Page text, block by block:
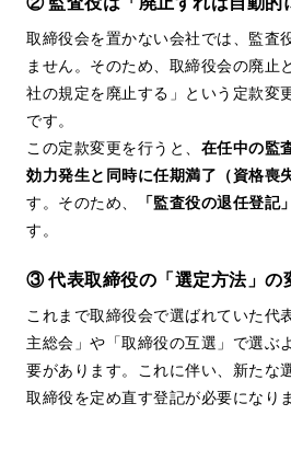
取締役会を置かない会社では、監査
ません。そのため、取締役会の廃止
社の規定を廃止する」という定款変
です。
この定款変更を行うと、 在任中の監
効力発生と同時に任期満了（資格喪
す。そのため、
「監査役の退任登記
す。
③ 代表取締役の「選定方法」の
これまで取締役会で選ばれていた代
主総会」や「取締役の互選」で選ぶ
要があります。これに伴い、新たな
取締役を定め直す登記が必要になりま